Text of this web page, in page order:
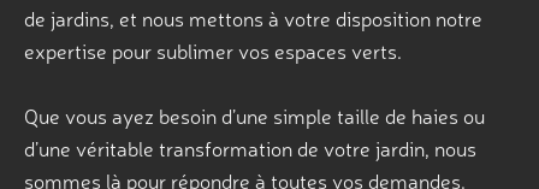
de jardins, et nous mettons à votre disposition notre
expertise pour sublimer vos espaces verts.
Que vous ayez besoin d’une simple taille de haies ou
d’une véritable transformation de votre jardin, nous
sommes là pour répondre à toutes vos demandes.